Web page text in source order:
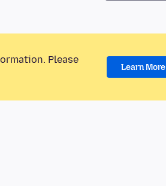
Please
Learn More